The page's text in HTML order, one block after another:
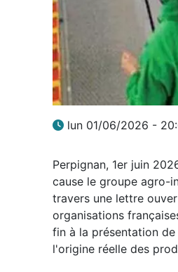
lun 01/06/2026 -
Perpignan, 1er juin
cause le groupe agro-
travers une lettre
organisations
fin à la présentation
l'origine réelle des